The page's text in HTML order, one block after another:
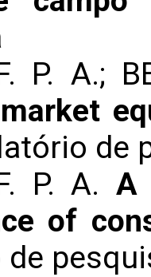
P. A.;
de
P. A. A
of
de